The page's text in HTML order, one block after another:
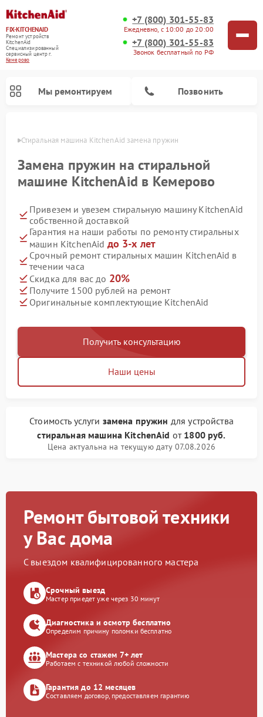
FIX-KITCHENAID
Ремонт устройств
KitchenAid
Специализированный
cервисный центр г.
Кемерово
+7 (800) 301-55-83
Ежедневно, с 10:00 до 20:00
+7 (800) 301-55-83
Звонок бесплатный по РФ
Мы ремонтируем Позвонить
Стиральная машина KitchenAid замена пружин
Замена пружин на стиральной
машине KitchenAid в Кемерово
Привезем и увезем стиральную машину KitchenAid
собственной доставкой
Гарантия на наши работы по ремонту стиральных
машин KitchenAid до 3-х лет
Срочный ремонт стиральных машин KitchenAid в
течении часа
Скидка для вас до 20%
Получите 1500 рублей на ремонт
Оригинальные комплектующие KitchenAid
Получить консультацию
Наши цены
Стоимость услуги замена пружин для устройства
стиральная машина KitchenAid от 1800 руб.
Цена актуальна на текущую дату 07.08.2026
Ремонт бытовой техники
у Вас дома
С выездом квалифицированного мастера
Срочный выезд
Мастер приедет уже через 30 минут
Диагностика и осмотр бесплатно
Определим причину поломки бесплатно
Мастера со стажем 7+ лет
Работаем с техникой любой сложности
Гарантия до 12 месяцев
Составляем договор, предоставляем гарантию